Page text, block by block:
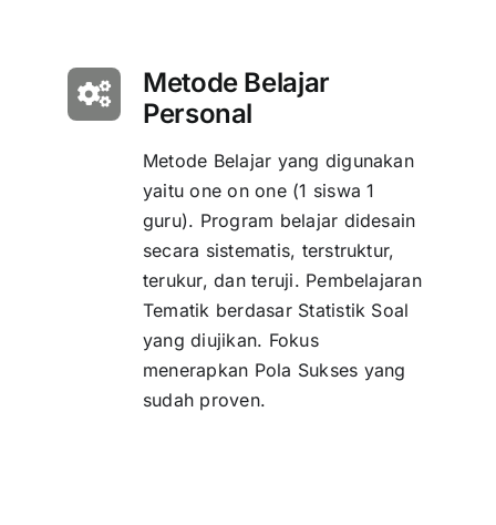
Metode Belajar
Personal
Metode Belajar yang digunakan
yaitu one on one (1 siswa 1
guru). Program belajar didesain
secara sistematis, terstruktur,
terukur, dan teruji. Pembelajaran
Tematik berdasar Statistik Soal
yang diujikan. Fokus
menerapkan Pola Sukses yang
sudah proven.